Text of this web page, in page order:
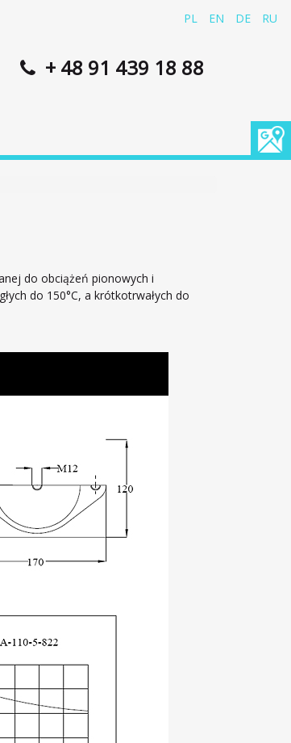
PL EN DE RU
+ 48 91 439 18 88
do obciążeń pionowych i
do 150°C, a krótkotrwałych do